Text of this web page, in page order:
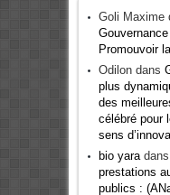
Goli Maxime
Promouvoir
Odilondans
plus
des
célébré pour
sens
bio yaradans
prestations
publics :